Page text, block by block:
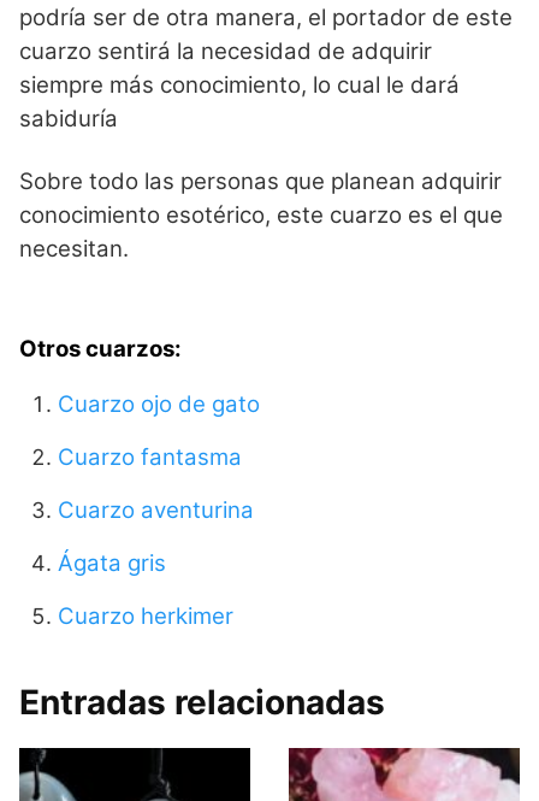
podría ser de otra manera, el portador de este
cuarzo sentirá la necesidad de adquirir
siempre más conocimiento, lo cual le dará
sabiduría
Sobre todo las personas que planean adquirir
conocimiento esotérico, este cuarzo es el que
necesitan.
Otros cuarzos:
Cuarzo ojo de gato
Cuarzo fantasma
Cuarzo aventurina
Ágata gris
Cuarzo herkimer
Entradas relacionadas